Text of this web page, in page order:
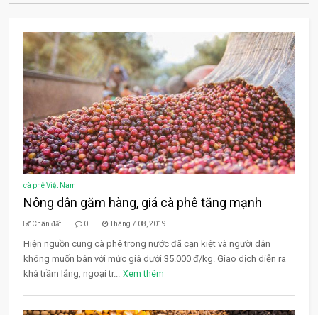
cà phê Việt Nam
Nông dân găm hàng, giá cà phê tăng mạnh
Chân đất 0 Tháng 7 08, 2019
Hiện nguồn cung cà phê trong nước đã cạn kiệt và người dân
không muốn bán với mức giá dưới 35.000 đ/kg. Giao dịch diễn ra
khá trầm lắng, ngoại tr... Xem thêm